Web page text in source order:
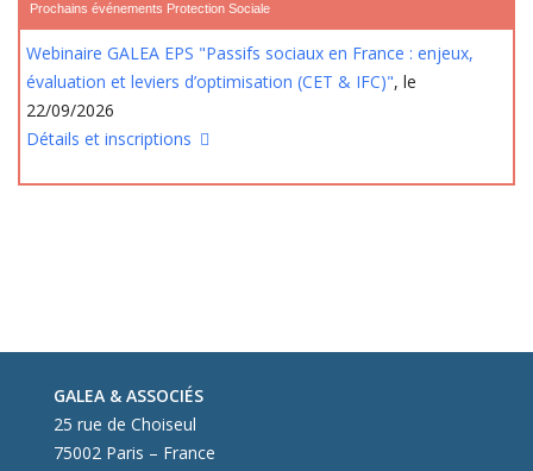
Prochains événements Protection Sociale
Webinaire GALEA EPS "Passifs sociaux en France : enjeux,
évaluation et leviers d’optimisation (CET & IFC)", le
22/09/2026
Détails et inscriptions
GALEA & ASSOCIÉS
25 rue de Choiseul
75002 Paris – France